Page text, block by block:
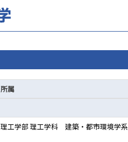
所属
理工学部 理工学科 建築・都市環境学系